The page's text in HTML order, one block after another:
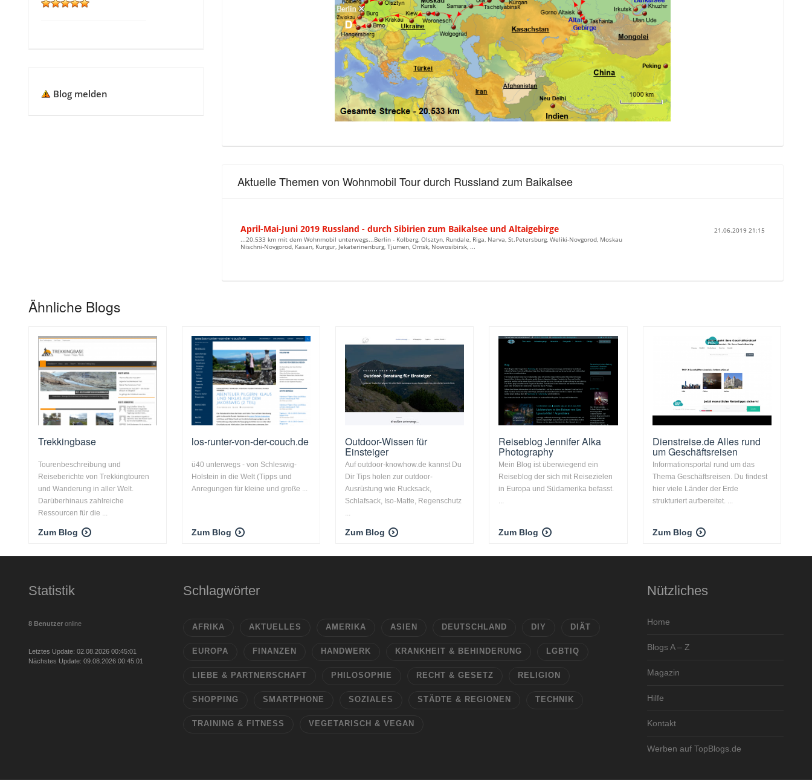
Aktuelle Themen von Wohnmobil Tour durch Russland zum Baikalsee
April-Mai-Juni 2019 Russland - durch Sibirien zum Baikalsee und Altaigebirge
21.06.2019 21:15
...20.533 km mit dem Wohnmobil unterwegs...Berlin - Kolberg, Olsztyn, Rundale, Riga, Narva, St.Petersburg, Weliki-Novgorod, Moskau
Nischni-Novgorod, Kasan, Kungur, Jekaterinenburg, Tjumen, Omsk, Nowosibirsk, ...
Blog melden
Ähnliche Blogs
Trekkingbase
Tourenbeschreibung und
Reiseberichte von Trekkingtouren
und Wanderung in aller Welt.
Darüberhinaus zahlreiche
Ressourcen für die ...
Zum Blog
los-runter-von-der-couch.de
ü40 unterwegs - von Schleswig-
Holstein in die Welt (Tipps und
Anregungen für kleine und große ...
Zum Blog
Outdoor-Wissen für
Einsteiger
Auf outdoor-knowhow.de kannst Du
Dir Tips holen zur outdoor-
Ausrüstung wie Rucksack,
Schlafsack, Iso-Matte, Regenschutz
...
Zum Blog
Reiseblog Jennifer Alka
Photography
Mein Blog ist überwiegend ein
Reiseblog der sich mit Reisezielen
in Europa und Südamerika befasst.
...
Zum Blog
Dienstreise.de Alles rund
um Geschäftsreisen
Informationsportal rund um das
Thema Geschäftsreisen. Du findest
hier viele Länder der Erde
strukturiert aufbereitet. ...
Zum Blog
Statistik
8 Benutzer online
Letztes Update: 02.08.2026 00:45:01
Nächstes Update: 09.08.2026 00:45:01
Schlagwörter
AFRIKA AKTUELLES AMERIKA ASIEN DEUTSCHLAND DIY DIÄT
EUROPA FINANZEN HANDWERK KRANKHEIT & BEHINDERUNG LGBTIQ
LIEBE & PARTNERSCHAFT PHILOSOPHIE RECHT & GESETZ RELIGION
SHOPPING SMARTPHONE SOZIALES STÄDTE & REGIONEN TECHNIK
TRAINING & FITNESS VEGETARISCH & VEGAN
Nützliches
Home
Blogs A – Z
Magazin
Hilfe
Kontakt
Werben auf TopBlogs.de